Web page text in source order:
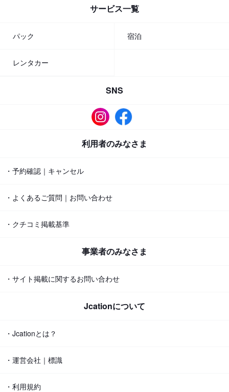
サービス一覧
パック 宿泊
レンタカー
SNS
利用者のみなさま
・予約確認｜キャンセル
・よくあるご質問｜お問い合わせ
・クチコミ掲載基準
事業者のみなさま
・サイト掲載に関するお問い合わせ
Jcationについて
・Jcationとは？
・運営会社｜標識
・利用規約